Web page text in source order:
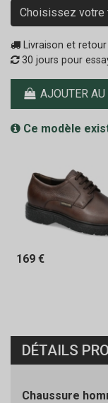
Choisissez votre
Livraison et
30 jours pour
AJOUTER
Ce modèle
169 €
DÉTAILS
Chaussure